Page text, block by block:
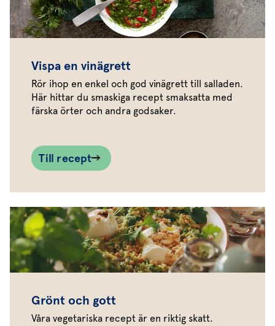
Vispa en vinägrett
Rör ihop en enkel och god vinägrett till salladen.
Här hittar du smaskiga recept smaksatta med
färska örter och andra godsaker.
Till recept
Grönt och gott
Våra vegetariska recept är en riktig skatt.